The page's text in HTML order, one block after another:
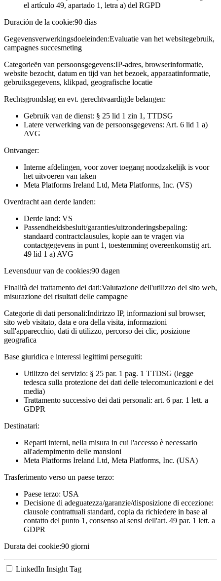
el artículo 49, apartado 1, letra a) del RGPD
Duración de la cookie:90 días
Gegevensverwerkingsdoeleinden:Evaluatie van het websitegebruik,
campagnes succesmeting
Categorieën van persoonsgegevens:IP-adres, browserinformatie,
website bezocht, datum en tijd van het bezoek, apparaatinformatie,
gebruiksgegevens, klikpad, geografische locatie
Rechtsgrondslag en evt. gerechtvaardigde belangen:
Gebruik van de dienst: § 25 lid 1 zin 1, TTDSG
Latere verwerking van de persoonsgegevens: Art. 6 lid 1 a)
AVG
Ontvanger:
Interne afdelingen, voor zover toegang noodzakelijk is voor
het uitvoeren van taken
Meta Platforms Ireland Ltd, Meta Platforms, Inc. (VS)
Overdracht aan derde landen:
Derde land: VS
Passendheidsbesluit/garanties/uitzonderingsbepaling:
standaard contractclausules, kopie aan te vragen via
contactgegevens in punt 1, toestemming overeenkomstig art.
49 lid 1 a) AVG
Levensduur van de cookies:90 dagen
Finalità del trattamento dei dati:Valutazione dell'utilizzo del sito web,
misurazione dei risultati delle campagne
Categorie di dati personali:Indirizzo IP, informazioni sul browser,
sito web visitato, data e ora della visita, informazioni
sull'apparecchio, dati di utilizzo, percorso dei clic, posizione
geografica
Base giuridica e interessi legittimi perseguiti:
Utilizzo del servizio: § 25 par. 1 pag. 1 TTDSG (legge
tedesca sulla protezione dei dati delle telecomunicazioni e dei
media)
Trattamento successivo dei dati personali: art. 6 par. 1 lett. a
GDPR
Destinatari:
Reparti interni, nella misura in cui l'accesso è necessario
all'adempimento delle mansioni
Meta Platforms Ireland Ltd, Meta Platforms, Inc. (USA)
Trasferimento verso un paese terzo:
Paese terzo: USA
Decisione di adeguatezza/garanzie/disposizione di eccezione:
clausole contrattuali standard, copia da richiedere in base al
contatto del punto 1, consenso ai sensi dell'art. 49 par. 1 lett. a
GDPR
Durata dei cookie:90 giorni
LinkedIn Insight Tag